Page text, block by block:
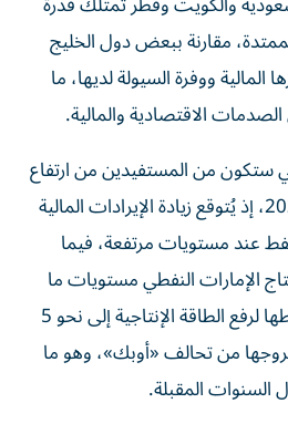
مقارنة ببعض دول الخليج
ووفرة السيولة لديها، ما
الاقتصادية والمالية.
ستكون من المستفيدين من ارتفاع
أسعار النفط، خلال عام 2026، إذ يُتوقع زيادة الإيرادات المالية
عند مستويات مرتفعة، فيما
الإمارات النفطي مستويات ما
قبل الحرب مع تسريع خططها لرفع الطاقة الإنتاجية إلى نحو 5
من تحالف «أوبك»، وهو ما
السنوات المقبلة.